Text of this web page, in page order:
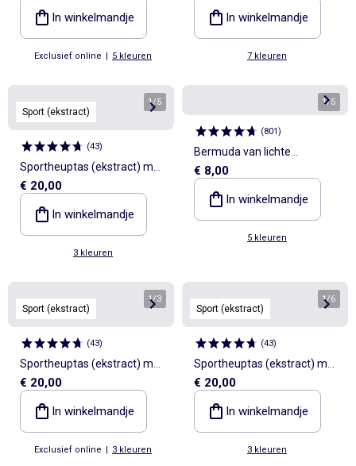
In winkelmandje
Exclusief online | 5 kleuren
In winkelmandje
7 kleuren
Sport (ekstract)
1/5
(43)
Sportheuptas (ekstract) met
buiten- en binnenzakken
15x40 cm
€ 20,00
In winkelmandje
3 kleuren
1/5
(801)
Bermuda van lichte
joggingstof
€ 8,00
In winkelmandje
5 kleuren
Sport (ekstract)
1/3
(43)
Sportheuptas (ekstract) met
buiten- en binnenzakken
15x40 cm
€ 20,00
In winkelmandje
Exclusief online | 3 kleuren
Sport (ekstract)
1/6
(43)
Sportheuptas (ekstract) met
buiten- en binnenzakken
15x40 cm
€ 20,00
In winkelmandje
3 kleuren